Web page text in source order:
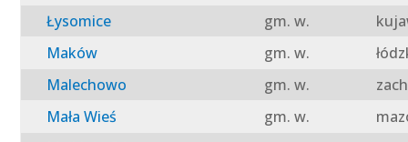
Łysomice
gm. w.
Maków
gm. w.
Malechowo
gm. w.
Mała Wieś
gm. w.